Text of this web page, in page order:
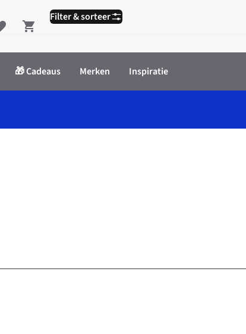
Shopping cart
🎁 Cadeaus Merken Inspiratie
Filter & sorteer